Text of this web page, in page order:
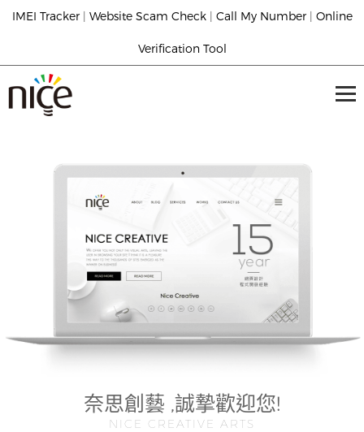
IMEI Tracker| Website Scam Check| Call My Number| Online
Verification Tool
奈思創藝 ,誠摯歡迎您!
NICE CREATIVE ARTS